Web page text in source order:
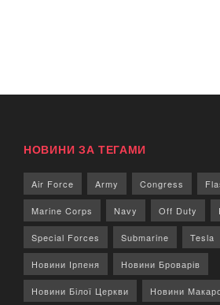
НОВИНИ ЗА ТЕГАМИ
Air Force Army Congress
Marine Corps Navy Off Duty
Special Forces Submarine Tesla
Новини Ірпеня Новини Броварів
Новини Білої Церкви Новини